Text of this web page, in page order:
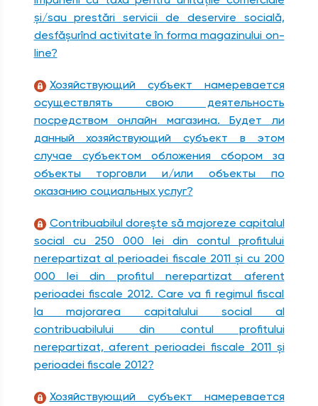
şi/sau prestări servicii de deservire socială,
desfăşurînd activitate în forma magazinului on-
line?
Хозяйствующий субъект намеревается
осуществлять свою деятельность
посредством онлайн магазина. Будет ли
данный хозяйствующий субъект в этом
случае субъектом обложения сбором за
объекты торговли и/или объекты по
оказанию социальных услуг?
Contribuabilul doreşte să majoreze capitalul
social cu 250 000 lei din contul profitului
nerepartizat al perioadei fiscale 2011 şi cu 200
000 lei din profitul nerepartizat aferent
perioadei fiscale 2012. Care va fi regimul fiscal
la majorarea capitalului social al
contribuabilului din contul profitului
nerepartizat, aferent perioadei fiscale 2011 şi
perioadei fiscale 2012?
Хозяйствующий субъект намеревается